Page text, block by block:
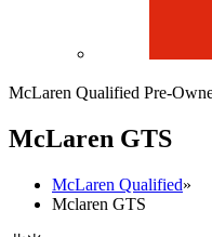
McLaren Qualified Pre-
McLaren GTS
McLaren Qualified»
Mclaren GTS